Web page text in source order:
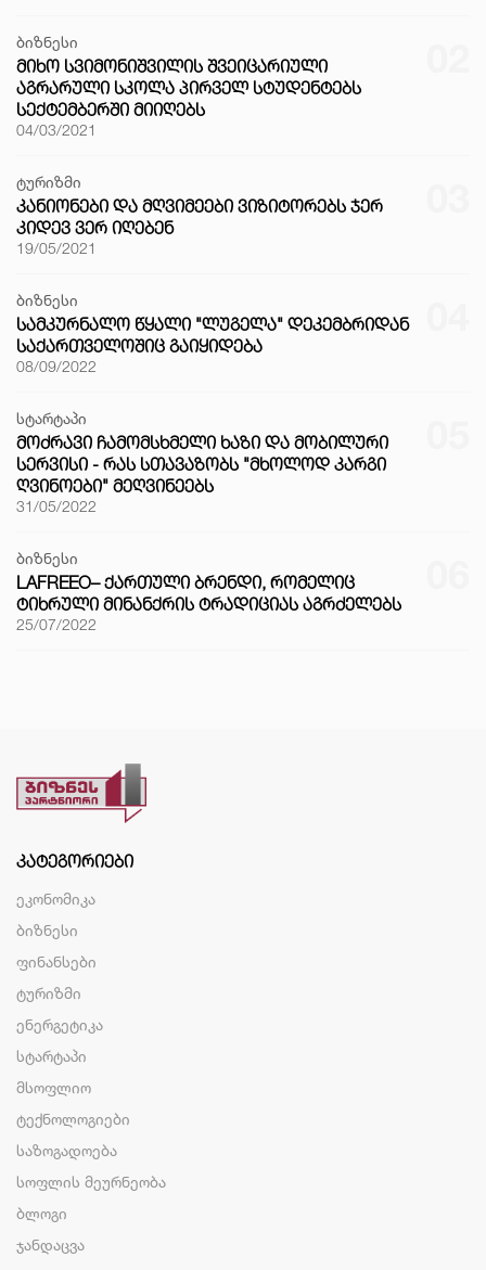
ბიზნესი
ᲛᲘᲮᲝ ᲡᲕᲘᲛᲝᲜᲘᲨᲕᲘᲚᲘᲡ ᲨᲕᲔᲘᲪᲐᲠᲘᲣᲚᲘ
ᲐᲒᲠᲐᲠᲣᲚᲘ ᲡᲙᲝᲚᲐ ᲞᲘᲠᲕᲔᲚ ᲡᲢᲣᲓᲔᲜᲢᲔᲑᲡ
ᲡᲔᲥᲢᲔᲛᲑᲔᲠᲨᲘ ᲛᲘᲘᲦᲔᲑᲡ
04/03/2021
ტურიზმი
ᲙᲐᲜᲘᲝᲜᲔᲑᲘ ᲓᲐ ᲛᲦᲕᲘᲛᲔᲔᲑᲘ ᲕᲘᲖᲘᲢᲝᲠᲔᲑᲡ ᲯᲔᲠ
ᲙᲘᲓᲔᲕ ᲕᲔᲠ ᲘᲦᲔᲑᲔᲜ
19/05/2021
ბიზნესი
ᲡᲐᲛᲙᲣᲠᲜᲐᲚᲝ ᲬᲧᲐᲚᲘ "ᲚᲣᲒᲔᲚᲐ" ᲓᲔᲙᲔᲛᲑᲠᲘᲓᲐᲜ
ᲡᲐᲥᲐᲠᲗᲕᲔᲚᲝᲨᲘᲪ ᲒᲐᲘᲧᲘᲓᲔᲑᲐ
08/09/2022
სტარტაპი
ᲛᲝᲫᲠᲐᲕᲘ ᲩᲐᲛᲝᲛᲡᲮᲛᲔᲚᲘ ᲮᲐᲖᲘ ᲓᲐ ᲛᲝᲑᲘᲚᲣᲠᲘ
ᲡᲔᲠᲕᲘᲡᲘ - ᲠᲐᲡ ᲡᲗᲐᲕᲐᲖᲝᲑᲡ "ᲛᲮᲝᲚᲝᲓ ᲙᲐᲠᲒᲘ
ᲦᲕᲘᲜᲝᲔᲑᲘ" ᲛᲔᲦᲕᲘᲜᲔᲔᲑᲡ
31/05/2022
ბიზნესი
LAFREEO– ᲥᲐᲠᲗᲣᲚᲘ ᲑᲠᲔᲜᲓᲘ, ᲠᲝᲛᲔᲚᲘᲪ
ᲢᲘᲮᲠᲣᲚᲘ ᲛᲘᲜᲐᲜᲥᲠᲘᲡ ᲢᲠᲐᲓᲘᲪᲘᲐᲡ ᲐᲒᲠᲫᲔᲚᲔᲑᲡ
25/07/2022
ᲙᲐᲢᲔᲒᲝᲠᲘᲔᲑᲘ
ეკონომიკა
ბიზნესი
ფინანსები
ტურიზმი
ენერგეტიკა
სტარტაპი
მსოფლიო
ტექნოლოგიები
საზოგადოება
სოფლის მეურნეობა
ბლოგი
ჯანდაცვა